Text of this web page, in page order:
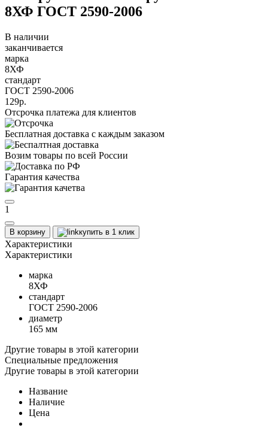
8ХФ ГОСТ 2590-2006
В наличии
заканчивается
марка
8ХФ
стандарт
ГОСТ 2590-2006
129р.
Отсрочка платежа для клиентов
Бесплатная доставка с каждым заказом
Возим товары по всей России
Гарантия качества
1
В корзину купить в 1 клик
Характеристики
Характеристики
марка
8ХФ
стандарт
ГОСТ 2590-2006
диаметр
165 мм
Другие товары в этой категории
Специальные предложения
Другие товары в этой категории
Название
Наличие
Цена